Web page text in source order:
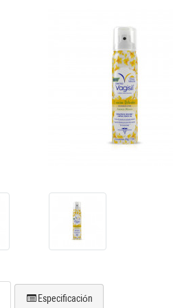
Especificación